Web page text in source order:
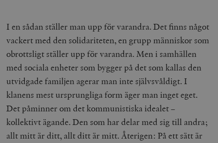
I en sådan ställer man upp för varandra. Det finns något
vackert med den solidariteten, en grupp människor som
obrottsligt ställer upp för varandra. Men i samhällen
med sociala enheter som bygger på det som kallas den
utvidgade familjen agerar man inte självsvåldigt. I
klanens mest ursprungliga form äger man inget eget.
Det påminner om det kommunistiska idealet –
kollektivt ägande. Den som har delar med sig till andra;
allt mitt är ditt, allt ditt är mitt. Återigen: På ett sätt är